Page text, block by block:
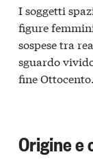
I soggetti
figure
sospese tra
sguardo
fine Ottocento.
Origine e